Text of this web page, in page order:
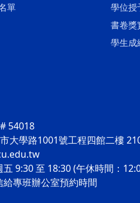
單
學位授
書卷獎
學生成
54018
大學路1001號工程四館二樓
9:30 至 18:30 (午休時間：
專班辦公室預約時間